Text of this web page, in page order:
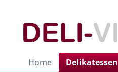
Home Delikatessen